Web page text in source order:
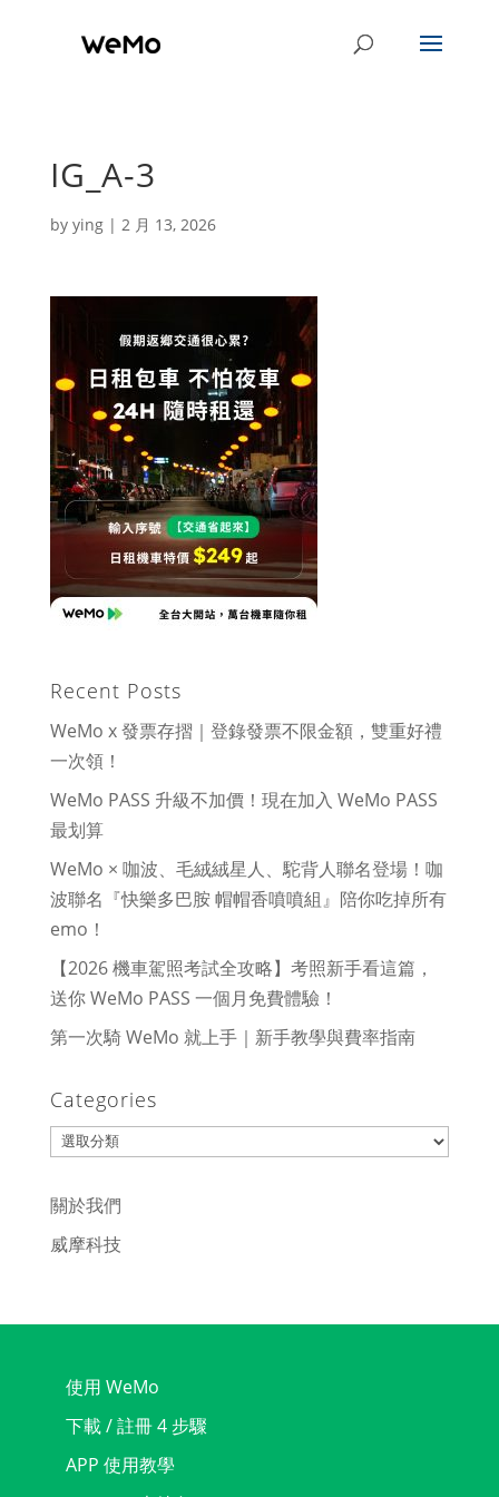
IG_A-3
by ying| 2 月 13, 2026
Recent Posts
WeMo x 發票存摺｜登錄發票不限金額，雙重好禮
一次領！
WeMo PASS 升級不加價！現在加入 WeMo PASS
最划算
WeMo × 咖波、毛絨絨星人、駝背人聯名登場！咖
波聯名『快樂多巴胺 帽帽香噴噴組』陪你吃掉所有
emo！
【2026 機車駕照考試全攻略】考照新手看這篇，
送你 WeMo PASS 一個月免費體驗！
第一次騎 WeMo 就上手｜新手教學與費率指南
Categories
Categories
關於我們
威摩科技
使用 WeMo
下載 / 註冊 4 步驟
APP 使用教學